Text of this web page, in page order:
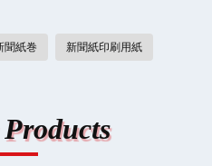
聞紙巻 新聞紙印刷用紙